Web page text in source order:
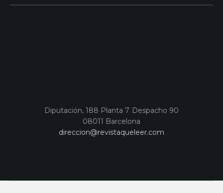
Diputación, 188 Planta 7 Despacho 90
08011 Barcelona
direccion@revistaqueleer.com